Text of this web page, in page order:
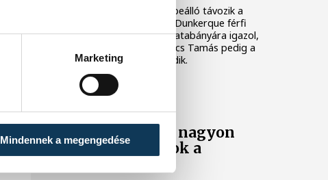
Marketing
Mindennek a megengedése
Szűcs Bence válogatott beálló távozik a
francia élvonalbeli USDK Dunkerque férfi
kézilabdacsapatától és Tatabányára igazol,
az NB I-es gólkirály Kovács Tamás pedig a
NEKA-tól Győrbe szerződik.
ONE VESZPRÉM HC
Xavier Pascual: nagyon
elégedett vagyok a